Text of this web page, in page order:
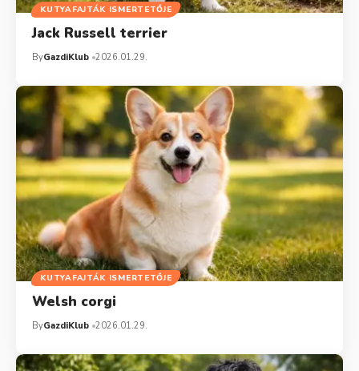
KUTYAFAJTÁK ISMERTETŐJE
Jack Russell terrier
ByGazdiKlub 2026.01.29.
KUTYAFAJTÁK ISMERTETŐJE
Welsh corgi
ByGazdiKlub 2026.01.29.